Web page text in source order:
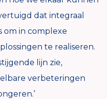
dat integraal
om in complexe
te realiseren.
lijn zie,
verbeteringen